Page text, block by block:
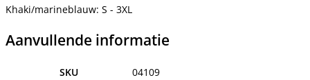
Khaki/marineblauw: S - 3XL
Aanvullende informatie
SKU
04109